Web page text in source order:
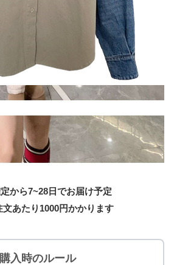
から7~28日でお届け予定
あたり 1000円かかります
購入時のルール